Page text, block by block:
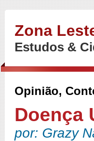
Zona
Estudos &
Opinião,
Doença
por: Grazy